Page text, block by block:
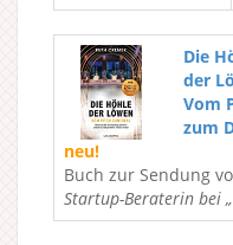
Die
der
Vom
zum
neu!
Buch zur Sendung
Startup-Beraterin bei